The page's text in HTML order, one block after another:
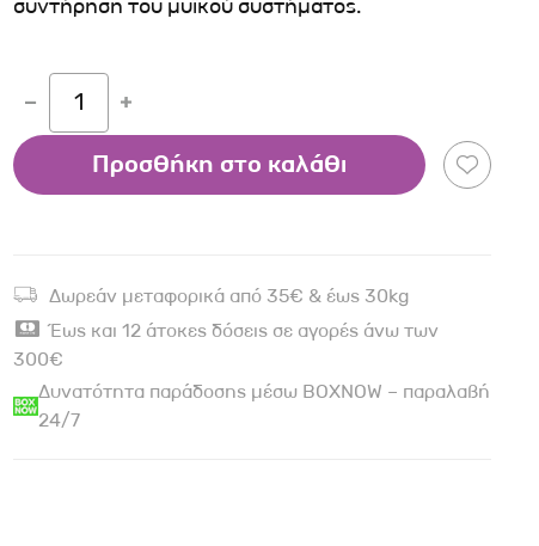
1
Προσθήκη στο καλάθι
Δωρεάν μεταφορικά από 35€ & έως 30kg
Έως και 12 άτοκες δόσεις σε αγορές άνω των
300€
Δυνατότητα παράδοσης μέσω BOXNOW – παραλαβή
24/7